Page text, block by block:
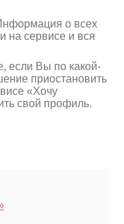
о всех
на сервисе и вся
если Вы по какой-
приостановить
«Хочу
свой профиль.